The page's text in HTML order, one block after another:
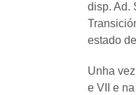
disp. Ad.
estado
Unha
e VII e